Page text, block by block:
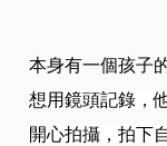
本身有一個孩子
想用鏡頭記錄，
開心拍攝，拍下